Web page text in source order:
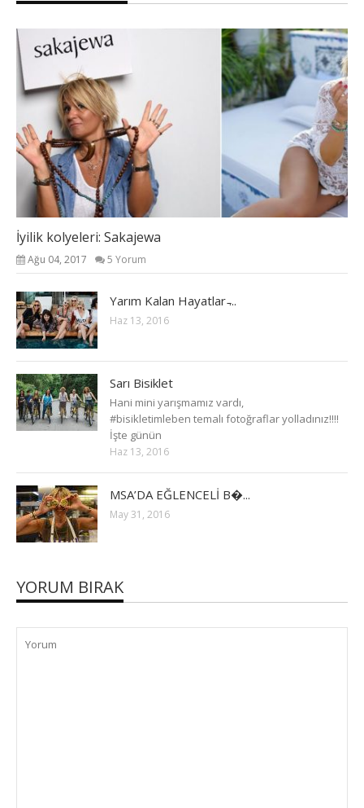
İyilik kolyeleri: Sakajewa
Ağu 04, 2017 5 Yorum
Yarım Kalan Hayatlar ̵...
Haz 13, 2016
Sarı Bisiklet
Hani mini yarışmamız vardı,
#bisikletimleben temalı fotoğraflar yolladınız!!!!
İşte günün
Haz 13, 2016
MSA’DA EĞLENCELİ B�...
May 31, 2016
YORUM BIRAK